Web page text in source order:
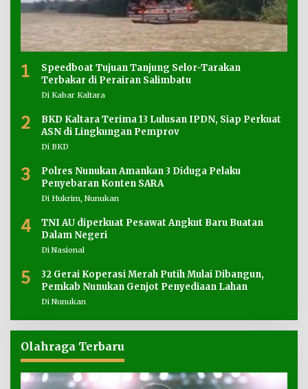
1
Speedboat Tujuan Tanjung Selor-Tarakan
Terbakar di Perairan Salimbatu
Di Kabar Kaltara
2
BKD Kaltara Terima 13 Lulusan IPDN, Siap Perkuat
ASN di Lingkungan Pemprov
Di BKD
3
Polres Nunukan Amankan 3 Diduga Pelaku
Penyebaran Konten SARA
Di Hukrim, Nunukan
4
TNI AU diperkuat Pesawat Angkut Baru Buatan
Dalam Negeri
Di Nasional
5
32 Gerai Koperasi Merah Putih Mulai Dibangun,
Pemkab Nunukan Genjot Penyediaan Lahan
Di Nunukan
Olahraga Terbaru